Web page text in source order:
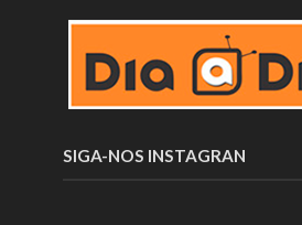
SIGA-NOS INSTAGRAN